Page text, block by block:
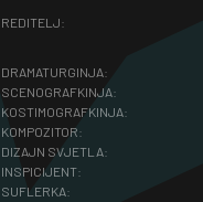
REDITELJ:
DRAMATURGINJA:
SCENOGRAFKINJA:
KOSTIMOGRAFKINJA:
KOMPOZITOR:
DIZAJN SVJETLA:
INSPICIJENT:
SUFLERKA: